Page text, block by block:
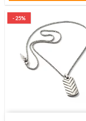
- 25%